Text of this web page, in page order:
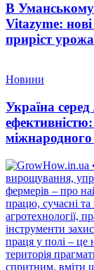
В
Vitazyme:
приріст
Новини
Україна